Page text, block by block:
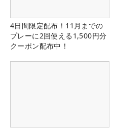
4日間限定配布！11月までの
プレーに2回使える1,500円分
クーポン配布中！